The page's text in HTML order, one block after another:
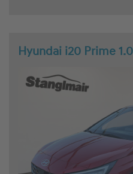
Hyundai i20 Prime